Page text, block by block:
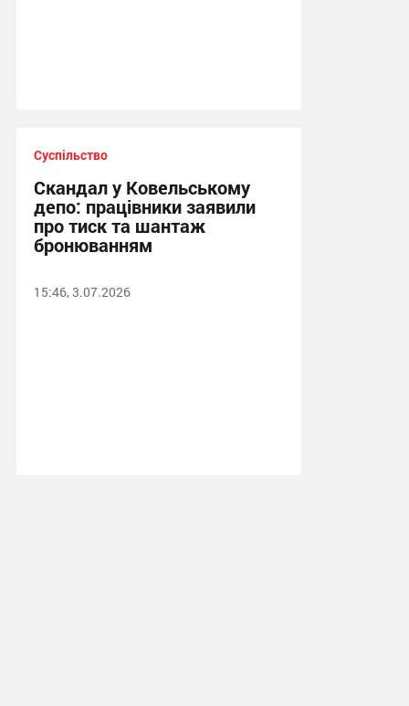
Суспільство
Скандал у Ковельському
депо: працівники заявили
про тиск та шантаж
бронюванням
15:46, 3.07.2026